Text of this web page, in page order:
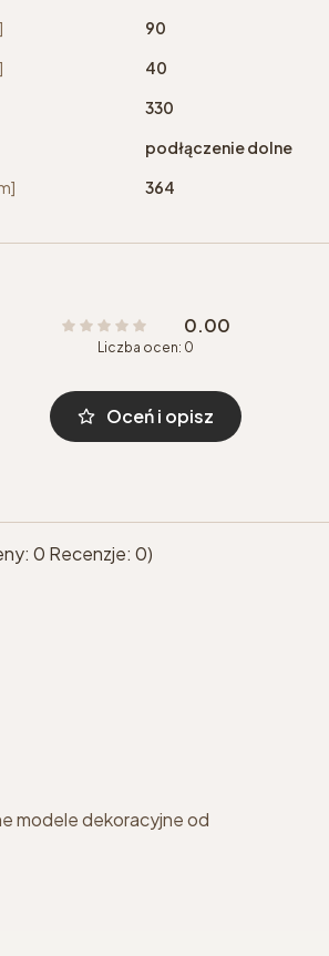
90
40
330
podłączenie dolne
364
0.00
Liczba ocen: 0
Oceń i opisz
0 Recenzje: 0)
modele dekoracyjne od